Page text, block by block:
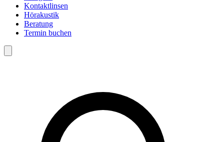
Kontaktlinsen
Hörakustik
Beratung
Termin buchen